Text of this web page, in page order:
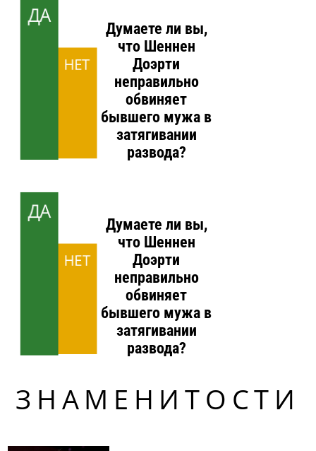
ДА
НЕТ
Думаете ли вы,
что Шеннен
Доэрти
неправильно
обвиняет
бывшего мужа в
затягивании
развода?
ДА
НЕТ
Думаете ли вы,
что Шеннен
Доэрти
неправильно
обвиняет
бывшего мужа в
затягивании
развода?
ЗНАМЕНИТОСТИ